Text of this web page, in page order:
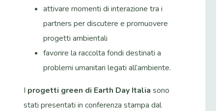
attivare momenti di interazione tra i
partners per discutere e promuovere
progetti ambientali
favorire la raccolta fondi destinati a
problemi umanitari legati all’ambiente.
I progetti green di Earth Day Italia sono
stati presentati in conferenza stampa dal